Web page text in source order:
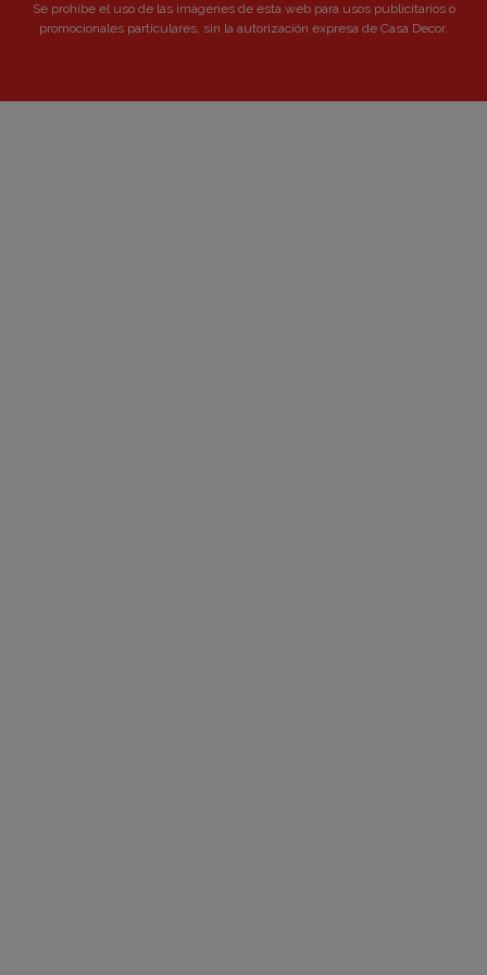
Se prohibe el uso de las imágenes de esta web para usos publicitarios o
promocionales particulares, sin la autorización expresa de Casa Decor.